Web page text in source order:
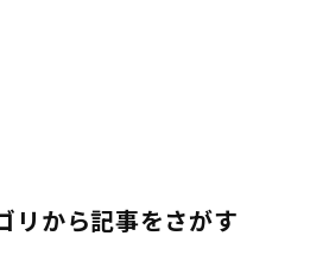
リから記事をさがす